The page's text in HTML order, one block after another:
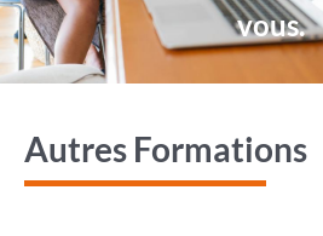
vous.
Autres Formations